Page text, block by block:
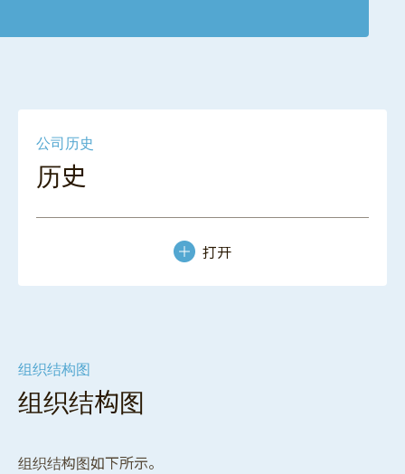
公司历史
历史
打开
组织结构图
组织结构图
组织结构图如下所示。